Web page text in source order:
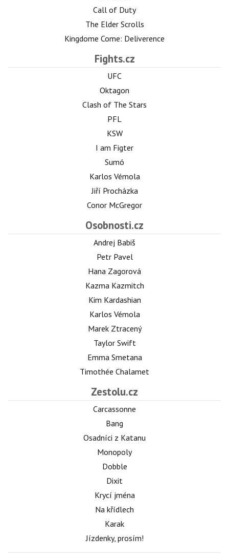
Call of Duty
The Elder Scrolls
Kingdome Come: Deliverence
Fights.cz
UFC
Oktagon
Clash of The Stars
PFL
KSW
I am Figter
Sumó
Karlos Vémola
Jiří Procházka
Conor McGregor
Osobnosti.cz
Andrej Babiš
Petr Pavel
Hana Zagorová
Kazma Kazmitch
Kim Kardashian
Karlos Vémola
Marek Ztracený
Taylor Swift
Emma Smetana
Timothée Chalamet
Zestolu.cz
Carcassonne
Bang
Osadníci z Katanu
Monopoly
Dobble
Dixit
Krycí jména
Na křídlech
Karak
Jízdenky, prosím!